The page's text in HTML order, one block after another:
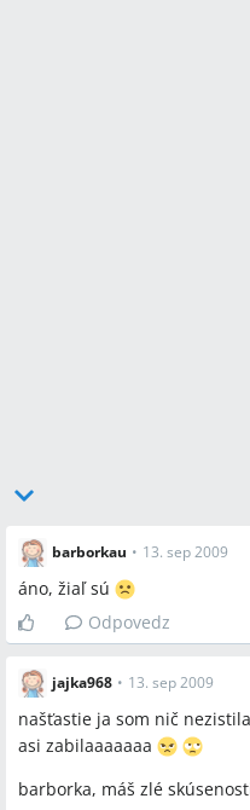
barborkau • 13. sep 2009
áno, žiaľ sú
Odpovedz
jajka968 • 13. sep 2009
našťastie ja som nič
asi zabilaaaaaaa
barborka, máš zlé